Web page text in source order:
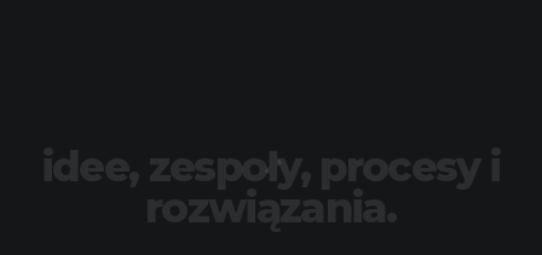
idee, zespoły, procesy i